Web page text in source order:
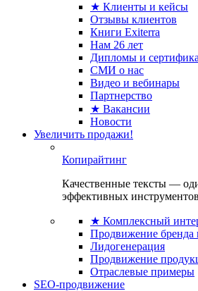
★ Клиенты и кейсы
Отзывы клиентов
Книги Exiterra
Нам 26 лет
Дипломы и
СМИ о нас
Видео и вебинары
Партнерство
★ Вакансии
Новости
Увеличить продажи!
Копирайтинг
Качественные тексты —
эффективных
★ Комплексный
Продвижение бренда
Лидогенерация
Продвижение
Отраслевые примеры
SEO-продвижение